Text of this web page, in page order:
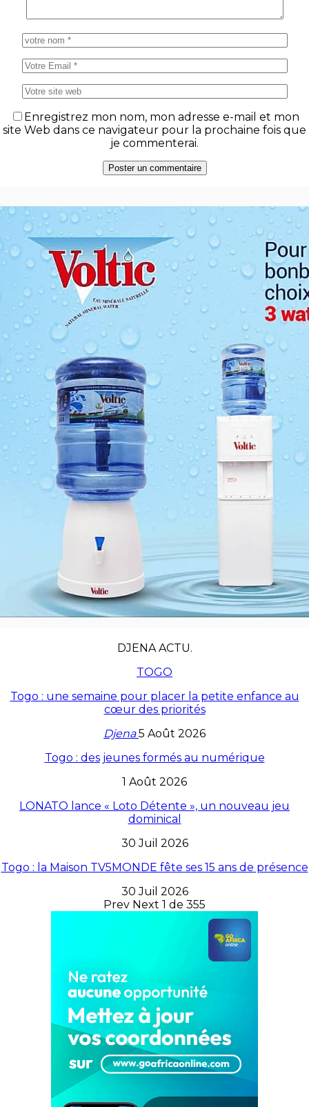
Enregistrez mon nom, mon adresse e-mail et mon
site Web dans ce navigateur pour la prochaine fois que
je commenterai.
DJENA ACTU.
TOGO
Togo : une semaine pour placer la petite enfance au
cœur des priorités
Djena5 Août 2026
Togo : des jeunes formés au numérique
1 Août 2026
LONATO lance « Loto Détente », un nouveau jeu
dominical
30 Juil 2026
Togo : la Maison TV5MONDE fête ses 15 ans de présence
30 Juil 2026
Prev Next 1 de 355